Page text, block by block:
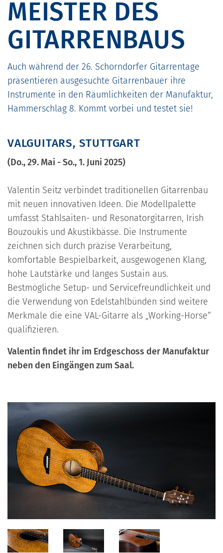
MEISTER DES
GITARRENBAUS
Auch während der 26. Schorndorfer Gitarrentage
präsentieren ausgesuchte Gitarrenbauer ihre
Instrumente in den Räumlichkeiten der Manufaktur,
Hammerschlag 8. Kommt vorbei und testet sie!
VALGUITARS, STUTTGART
(Do., 29. Mai - So., 1. Juni 2025)
Valentin Seitz verbindet traditionellen Gitarrenbau
mit neuen innovativen Ideen. Die Modellpalette
umfasst Stahlsaiten- und Resonatorgitarren, Irish
Bouzoukis und Akustikbässe. Die Instrumente
zeichnen sich durch präzise Verarbeitung,
komfortable Bespielbarkeit, ausgewogenen Klang,
hohe Lautstärke und langes Sustain aus.
Bestmögliche Setup- und Servicefreundlichkeit und
die Verwendung von Edelstahlbünden sind weitere
Merkmale die eine VAL-Gitarre als „Working-Horse“
qualifizieren.
Valentin findet ihr im Erdgeschoss der Manufaktur
neben den Eingängen zum Saal.